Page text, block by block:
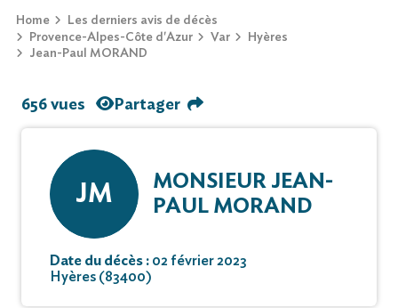
Home
Les derniers avis de décès
Provence-Alpes-Côte d'Azur
Var
Hyères
Jean-Paul MORAND
656 vues Partager
JM
MONSIEUR JEAN-
PAUL MORAND
Date du décès : 02 février 2023
Hyères (83400)